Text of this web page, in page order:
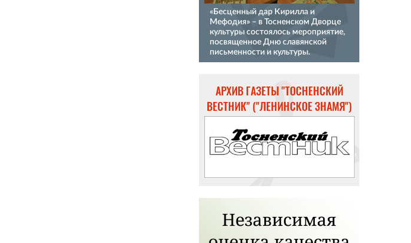
«Бесценный дар Кирилла и
Мефодия» – в Тосненском Дворце
культуры состоялось мероприятие,
посвященное Дню славянской
письменности и культуры.
АРХИВ ГАЗЕТЫ "ТОСНЕНСКИЙ
ВЕСТНИК" ("ЛЕНИНСКОЕ ЗНАМЯ")